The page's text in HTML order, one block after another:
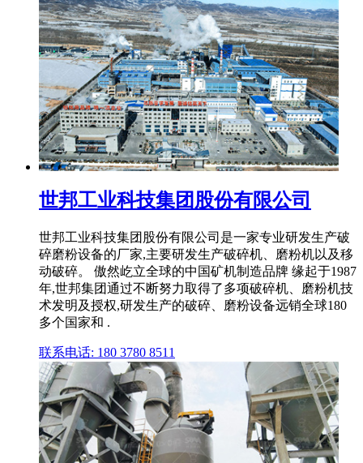
世邦工业科技集团股份有限公司
世邦工业科技集团股份有限公司是一家专业研发生产破
碎磨粉设备的厂家,主要研发生产破碎机、磨粉机以及移
动破碎。 傲然屹立全球的中国矿机制造品牌 缘起于1987
年,世邦集团通过不断努力取得了多项破碎机、磨粉机技
术发明及授权,研发生产的破碎、磨粉设备远销全球180
多个国家和 .
联系电话: 180 3780 8511